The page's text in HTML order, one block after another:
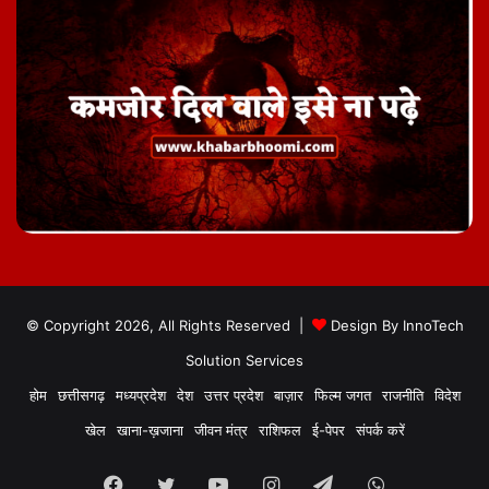
© Copyright 2026, All Rights Reserved | Design By InnoTech
Solution Services
होम
छत्तीसगढ़ मध्यप्रदेश देश उत्तर प्रदेश बाज़ार फिल्म जगत राजनीति
विदेश
खेल
खाना-ख़जाना जीवन मंत्र राशिफल ई-पेपर संपर्क करें
Facebook
TwitterYouTubeInstagram
TelegramWhatsApp